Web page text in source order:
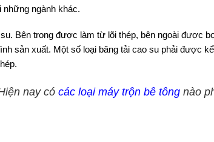
ngành khác.
Bên trong được làm từ lõi thép, bên ngoài được
sản xuất. Một số loại băng tải cao su phải được
nay có các loại máy trộn bê tôngnào